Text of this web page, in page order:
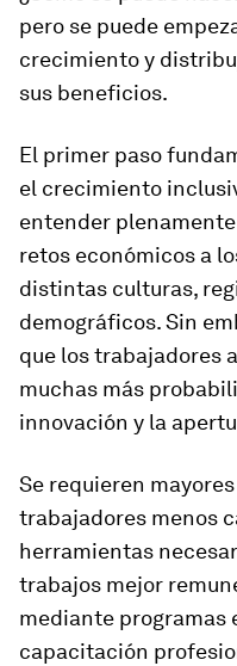
pero se puede
crecimiento y
sus beneficios.
El primer paso
el crecimiento
entender
retos económicos a
distintas culturas,
demográficos. Sin
que los trabajadores
muchas más
innovación y la
Se requieren
trabajadores menos
herramientas
trabajos mejor
mediante programas
capacitación